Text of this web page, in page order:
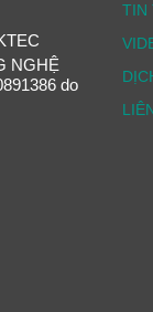
NGHỆ
do
TIN